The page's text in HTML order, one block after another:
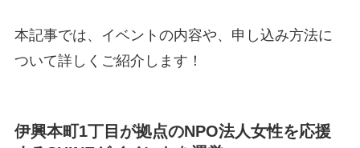
本記事では、イベントの内容や、申し込み方法に
ついて詳しくご紹介します！
伊興本町1丁目が拠点のNPO法人女性を応援